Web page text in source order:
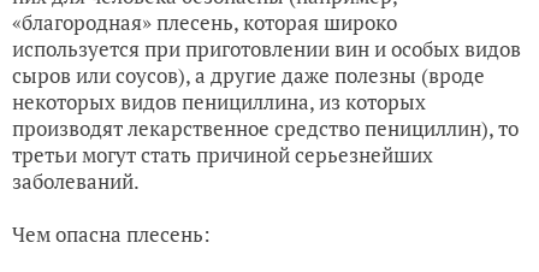
«благородная» плесень, которая широко
используется при приготовлении вин и особых видов
сыров или соусов), а другие даже полезны (вроде
некоторых видов пенициллина, из которых
производят лекарственное средство пенициллин), то
третьи могут стать причиной серьезнейших
заболеваний.
Чем опасна плесень: